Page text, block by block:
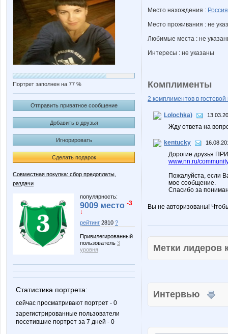
Портрет заполнен на 77 %
Отправить приватное сообщение
Добавить в друзья
Игнорировать
Сделать подарок
Совместная покупка: сбор предоплаты,
раздачи
популярность:
9009 место -3
↓
рейтинг 2810 ?
Привилегированный
пользователь 3
уровня
Статистика портрета:
сейчас просматривают портрет - 0
зарегистрированные пользователи
посетившие портрет за 7 дней - 0
Место нахождения : Россия
Место проживания : не
Любимые места : не
Интересы : не указаны
Комплименты
2 комплиментов в гостевой
Lolochka)
Жду ответа на
kentucky
Дорогие друзья
www.nn.ru/
Пожалуйста, если
мое сообщение.
Спасибо за
Вы не авторизованы!
Метки
Интервью